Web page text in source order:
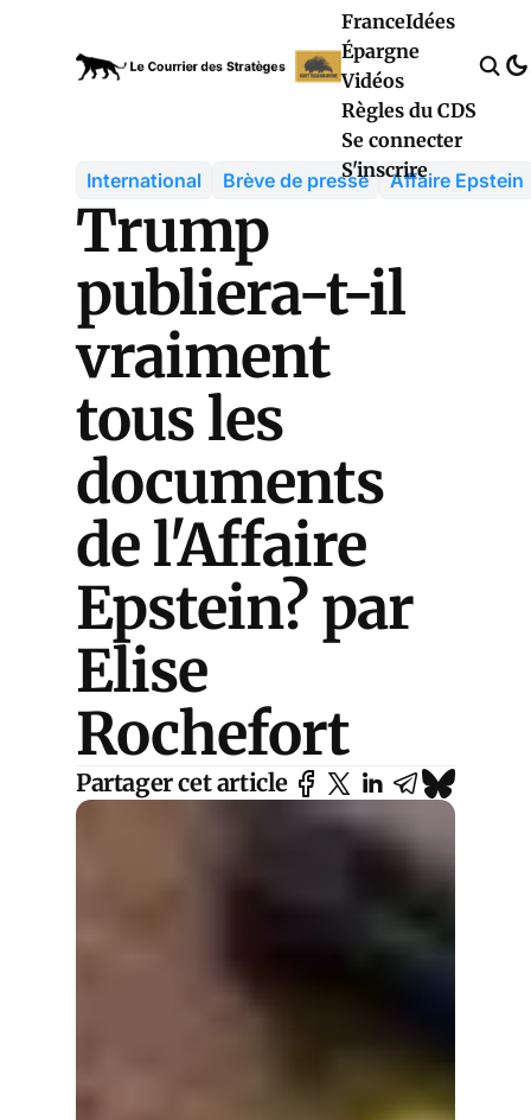
FranceIdées
Épargne
Vidéos
Règles du CDS
Se connecter
S'inscrire
International Brève de presse Affaire Epstein
Trump
publiera-t-il
vraiment
tous les
documents
de l'Affaire
Epstein? par
Elise
Rochefort
Partager cet article